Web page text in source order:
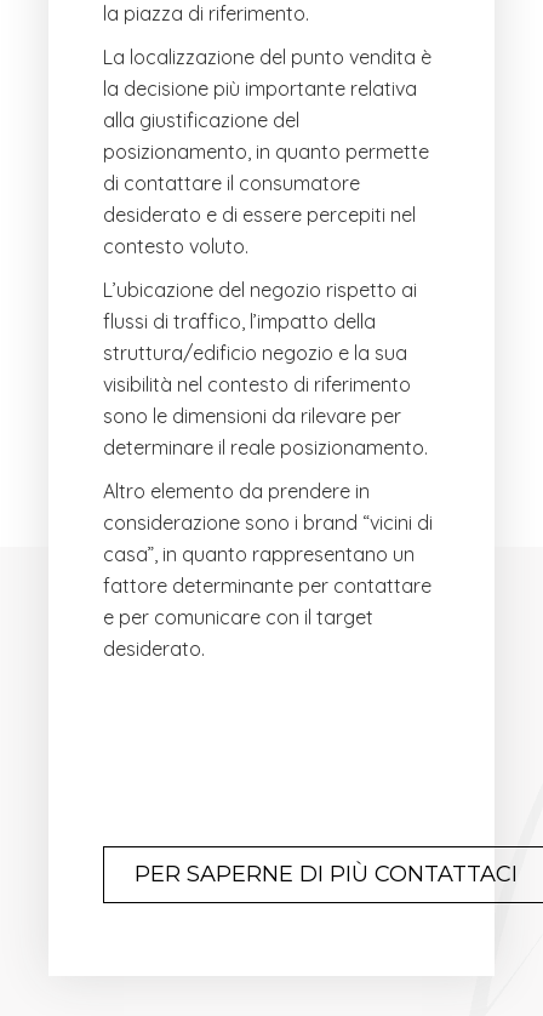
la piazza di riferimento.
La localizzazione del punto vendita è
la decisione più importante relativa
alla giustificazione del
posizionamento, in quanto permette
di contattare il consumatore
desiderato e di essere percepiti nel
contesto voluto.
L’ubicazione del negozio rispetto ai
flussi di traffico, l’impatto della
struttura/edificio negozio e la sua
visibilità nel contesto di riferimento
sono le dimensioni da rilevare per
determinare il reale posizionamento.
Altro elemento da prendere in
considerazione sono i brand “vicini di
casa”, in quanto rappresentano un
fattore determinante per contattare
e per comunicare con il target
desiderato.
PER SAPERNE DI PIÙ CONTATTACI